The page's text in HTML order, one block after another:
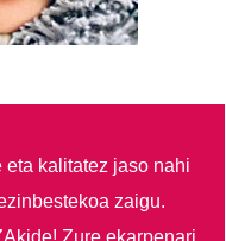
kalitatez jaso nahi
zaigu.